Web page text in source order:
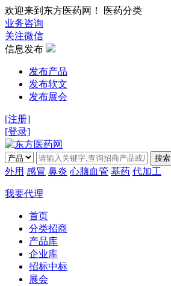
欢迎来到东方医药网！ 医药分类
业务咨询
关注微信
信息发布
发布产品
发布软文
发布展会
[注册]
[登录]
搜索
外用 感冒 鼻炎 心脑血管 基药 代加工
我要代理
首页
分类招商
产品库
企业库
招标中标
展会